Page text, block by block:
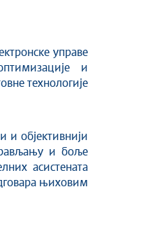
управе
и
технологије
и објективнији
и боље
асистената
њиховим